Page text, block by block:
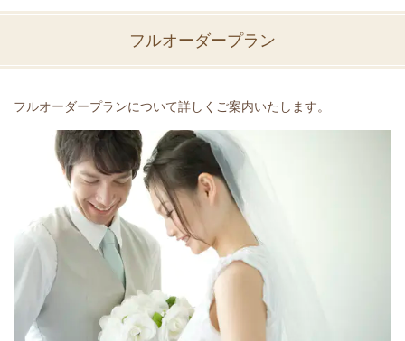
フルオーダープラン
フルオーダープランについて詳しくご案内いたします。